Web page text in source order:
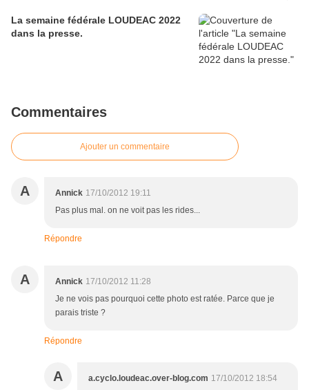
La semaine fédérale LOUDEAC 2022
dans la presse.
Commentaires
Ajouter un commentaire
A Annick 17/10/2012 19:11
Pas plus mal. on ne voit pas les rides...
Répondre
A Annick 17/10/2012 11:28
Je ne vois pas pourquoi cette photo est ratée. Parce que je
parais triste ?
Répondre
A a.cyclo.loudeac.over-blog.com 17/10/2012 18:54